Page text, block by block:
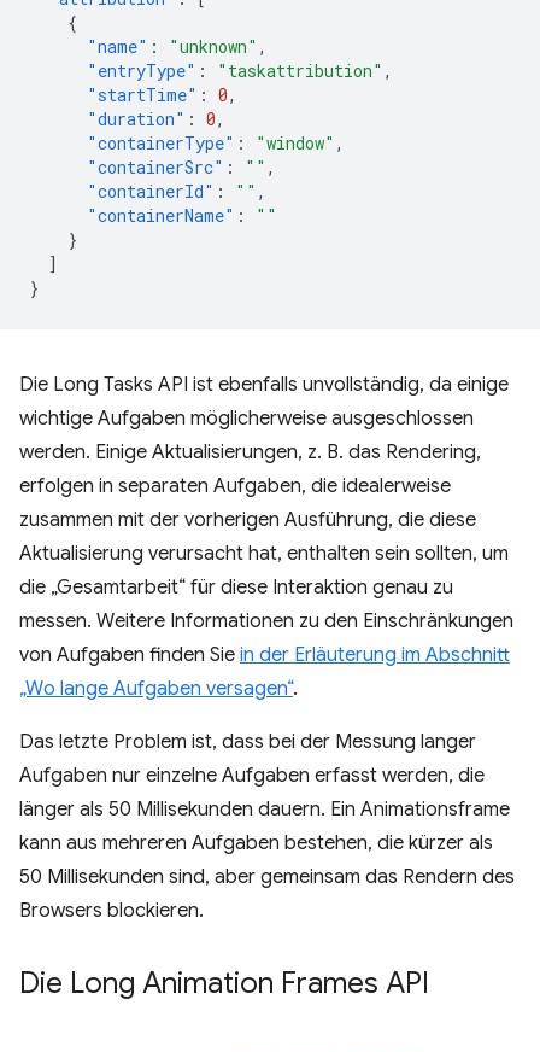
{
"name" : "unknown" ,
"entryType" : "taskattribution" ,
"startTime" : 0,
"duration" : 0,
"containerType" : "window" ,
"containerSrc" : "" ,
"containerId" : "" ,
"containerName" :
""
}
]
}
Die Long Tasks API ist ebenfalls unvollständig, da einige
wichtige Aufgaben möglicherweise ausgeschlossen
werden. Einige Aktualisierungen, z. B. das Rendering,
erfolgen in separaten Aufgaben, die idealerweise
zusammen mit der vorherigen Ausführung, die diese
Aktualisierung verursacht hat, enthalten sein sollten, um
die „Gesamtarbeit“ für diese Interaktion genau zu
messen. Weitere Informationen zu den Einschränkungen
von Aufgaben finden Sie in der Erläuterung im Abschnitt
„Wo lange Aufgaben versagen“.
Das letzte Problem ist, dass bei der Messung langer
Aufgaben nur einzelne Aufgaben erfasst werden, die
länger als 50 Millisekunden dauern. Ein Animationsframe
kann aus mehreren Aufgaben bestehen, die kürzer als
50 Millisekunden sind, aber gemeinsam das Rendern des
Browsers blockieren.
Die Long Animation Frames API